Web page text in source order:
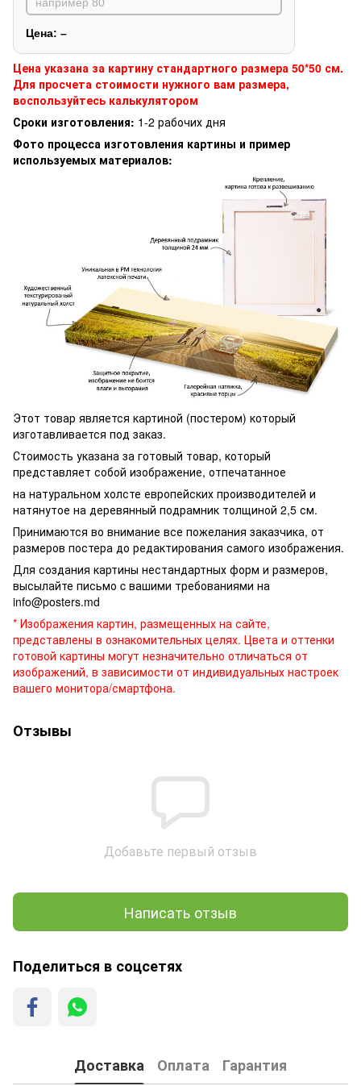
Цена: –
Цена указана за картину стандартного размера 50*50 см.
Для просчета стоимости нужного вам размера,
воспользуйтесь калькулятором
Сроки изготовления: 1-2 рабочих дня
Фото процесса изготовления картины и пример
используемых материалов:
Этот товар является картиной (постером) который
изготавливается под заказ.
Стоимость указана за готовый товар, который
представляет собой изображение, отпечатанное
на натуральном холсте европейских производителей и
натянутое на деревянный подрамник толщиной 2,5 см.
Принимаются во внимание все пожелания заказчика, от
размеров постера до редактирования самого изображения.
Для создания картины нестандартных форм и размеров,
высылайте письмо c вашими требованиями на
info@posters.md
* Изображения картин, размещенных на сайте,
представлены в ознакомительных целях. Цвета и оттенки
готовой картины могут незначительно отличаться от
изображений, в зависимости от индивидуальных настроек
вашего монитора/смартфона.
Отзывы
Добавьте первый отзыв
Написать отзыв
Поделиться в соцсетях
Доставка Оплата Гарантия